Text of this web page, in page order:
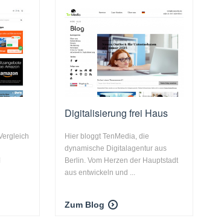
Digitalisierung frei Haus
Hier bloggt TenMedia, die
dynamische Digitalagentur aus
Berlin. Vom Herzen der Hauptstadt
aus entwickeln und ...
Zum Blog